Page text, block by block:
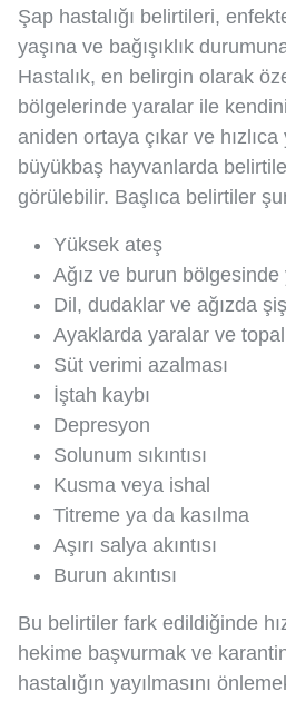
Şap hastalığı belirtileri,
yaşına ve bağışıklık
Hastalık, en belirgin olarak
bölgelerinde yaralar ile
aniden ortaya çıkar ve
büyükbaş hayvanlarda
görülebilir. Başlıca belirtiler
Yüksek ateş
Ağız ve burun bölgesinde
Dil, dudaklar ve ağızda
Ayaklarda yaralar ve
Süt verimi azalması
İştah kaybı
Depresyon
Solunum sıkıntısı
Kusma veya ishal
Titreme ya da kasılma
Aşırı salya akıntısı
Burun akıntısı
Bu belirtiler fark edildiğinde
hekime başvurmak ve
hastalığın yayılmasını